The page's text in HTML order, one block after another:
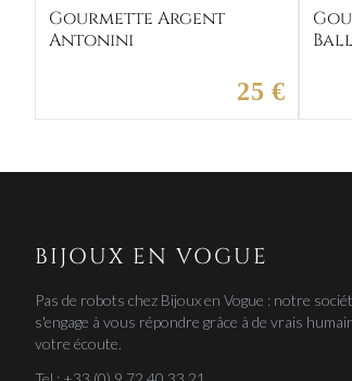
Gourmette Argent
Antonini
25 €
BIJOUX EN VOGUE
Pas de robots chez Bijoux en Vogue : notre
s'engage à vous répondre grâce à de vrais
votre écoute.